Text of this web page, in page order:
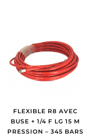
FLEXIBLE R8 AVEC
BUSE + 1/4 F LG 15 M
PRESSION – 345 BARS